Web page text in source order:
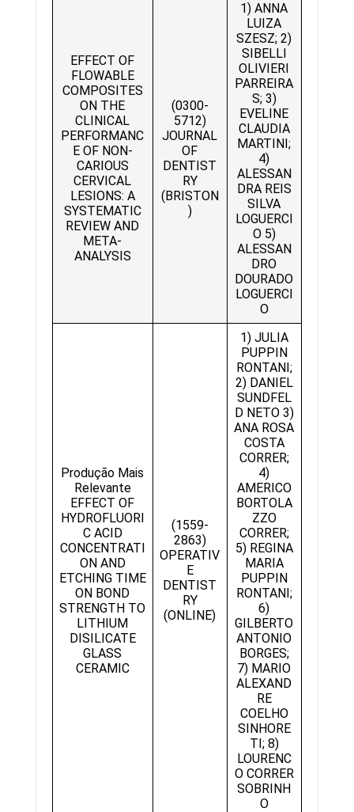
EFFECT OF
FLOWABLE
COMPOSITES
ON THE
CLINICAL
PERFORMANC
E OF NON-
CARIOUS
CERVICAL
LESIONS: A
SYSTEMATIC
REVIEW AND
META-
ANALYSIS
(0300-
5712)
JOURNAL
OF
DENTIST
RY
(BRISTON
)
1) ANNA
LUIZA
SZESZ; 2)
SIBELLI
OLIVIERI
PARREIRA
S; 3)
EVELINE
CLAUDIA
MARTINI;
4)
ALESSAN
DRA REIS
SILVA
LOGUERCI
O 5)
ALESSAN
DRO
DOURADO
LOGUERCI
O
Produção Mais
Relevante
EFFECT OF
HYDROFLUORI
C ACID
CONCENTRATI
ON AND
ETCHING TIME
ON BOND
STRENGTH TO
LITHIUM
DISILICATE
GLASS
CERAMIC
(1559-
2863)
OPERATIV
E
DENTIST
RY
(ONLINE)
1) JULIA
PUPPIN
RONTANI;
2) DANIEL
SUNDFEL
D NETO 3)
ANA ROSA
COSTA
CORRER;
4)
AMERICO
BORTOLA
ZZO
CORRER;
5) REGINA
MARIA
PUPPIN
RONTANI;
6)
GILBERTO
ANTONIO
BORGES;
7) MARIO
ALEXAND
RE
COELHO
SINHORE
TI; 8)
LOURENC
O CORRER
SOBRINH
O